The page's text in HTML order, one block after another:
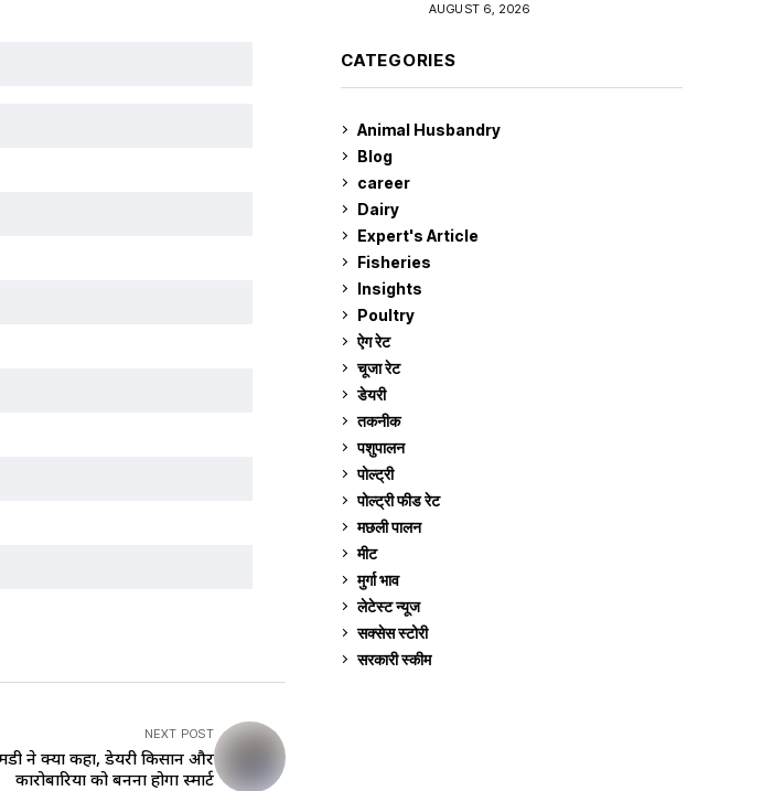
NEXT POST
ने क्यों कहा, डेयरी किसान और
कारोबारियों को बनना होगा स्मा‍र्ट
AUGUST 6, 2026
CATEGORIES
Animal Husbandry
Blog
career
Dairy
Expert's Article
Fisheries
Insights
Poultry
ऐग रेट
चूजा रेट
डेयरी
तकनीक
पशुपालन
पोल्ट्री
पोल्ट्री फीड रेट
मछली पालन
मीट
मुर्गा भाव
लेटेस्ट न्यूज
सक्सेस स्टो‍री
सरकारी स्की‍म